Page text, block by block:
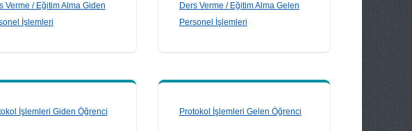
Verme / Eğitim Alma Giden
İşlemleri
Ders Verme / Eğitim Alma Gelen
Personel İşlemleri
İşlemleri Giden Öğrenci Protokol İşlemleri Gelen Öğrenci